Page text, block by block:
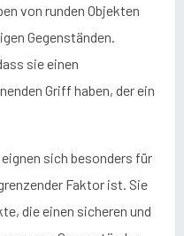
von runden Objekten
Gegenständen.
sie einen
Griff haben, der ein
sich besonders für
Faktor ist. Sie
die einen sicheren und